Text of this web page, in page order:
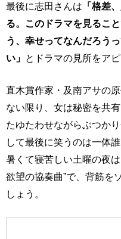
最後に志田さんは 「格差
る。このドラマを見るこ
う、幸せってなんだろう
い」 とドラマの見所をア
直木賞作家・及南アサの
ない限り、女は秘密を共
たゆたわせながらぶつか
して最後に笑うのは一体
暑くて寝苦しい土曜の夜
欲望の協奏曲”で、背筋
しょう。